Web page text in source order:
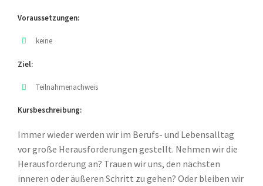
Voraussetzungen:
keine
Ziel:
Teilnahmenachweis
Kursbeschreibung:
Immer wieder werden wir im Berufs- und Lebensalltag
vor große Herausforderungen gestellt. Nehmen wir die
Herausforderung an? Trauen wir uns, den nächsten
inneren oder äußeren Schritt zu gehen? Oder bleiben wir